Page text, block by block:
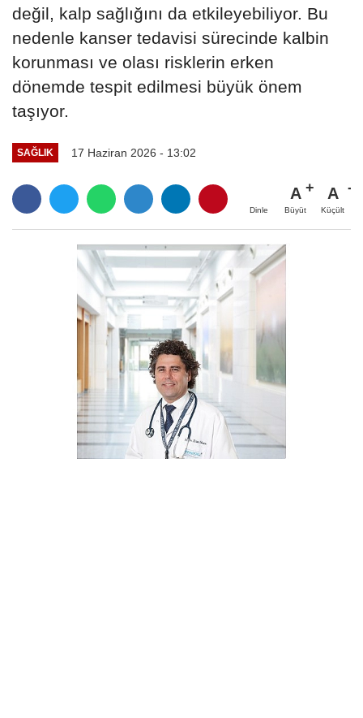
değil, kalp sağlığını da etkileyebiliyor. Bu
nedenle kanser tedavisi sürecinde kalbin
korunması ve olası risklerin erken
dönemde tespit edilmesi büyük önem
taşıyor.
SAĞLIK 17 Haziran 2026 - 13:02
Dinle
A
Büyüt
A
Küçült